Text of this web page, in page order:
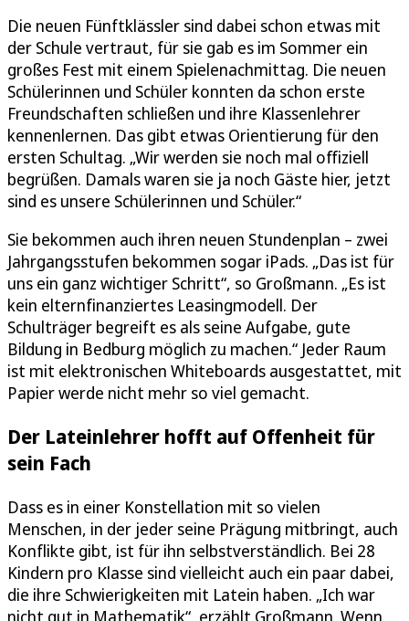
Die neuen Fünftklässler sind dabei schon etwas mit
der Schule vertraut, für sie gab es im Sommer ein
großes Fest mit einem Spielenachmittag. Die neuen
Schülerinnen und Schüler konnten da schon erste
Freundschaften schließen und ihre Klassenlehrer
kennenlernen. Das gibt etwas Orientierung für den
ersten Schultag. „Wir werden sie noch mal offiziell
begrüßen. Damals waren sie ja noch Gäste hier, jetzt
sind es unsere Schülerinnen und Schüler.“
Sie bekommen auch ihren neuen Stundenplan – zwei
Jahrgangsstufen bekommen sogar iPads. „Das ist für
uns ein ganz wichtiger Schritt“, so Großmann. „Es ist
kein elternfinanziertes Leasingmodell. Der
Schulträger begreift es als seine Aufgabe, gute
Bildung in Bedburg möglich zu machen.“ Jeder Raum
ist mit elektronischen Whiteboards ausgestattet, mit
Papier werde nicht mehr so viel gemacht.
Der Lateinlehrer hofft auf Offenheit für
sein Fach
Dass es in einer Konstellation mit so vielen
Menschen, in der jeder seine Prägung mitbringt, auch
Konflikte gibt, ist für ihn selbstverständlich. Bei 28
Kindern pro Klasse sind vielleicht auch ein paar dabei,
die ihre Schwierigkeiten mit Latein haben. „Ich war
nicht gut in Mathematik“, erzählt Großmann. Wenn